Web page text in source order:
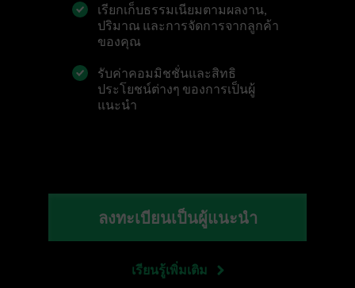
เรียกเก็บธรรมเนียมตามผลงาน,
ปริมาณ และการจัดการจากลูกค้า
ของคุณ
รับค่าคอมมิชชั่นและสิทธิ
ประโยชน์ต่างๆ ของการเป็นผู้
แนะนำ
ลงทะเบียนเป็นผู้แนะนำ
เรียนรู้เพิ่มเติม